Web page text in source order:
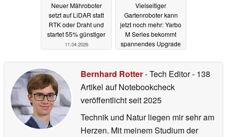
Neuer Mähroboter
setzt auf LiDAR statt
RTK oder Draht und
startet 55% günstiger
11.04.2026
Vielseitiger
Gartenroboter kann
jetzt noch mehr: Yarbo
M Series bekommt
spannendes Upgrade
Bernhard Rotter- Tech Editor- 138
Artikel auf Notebookcheck
veröffentlichtseit 2025
Technik und Natur liegen mir sehr am
Herzen. Mit meinem Studium der